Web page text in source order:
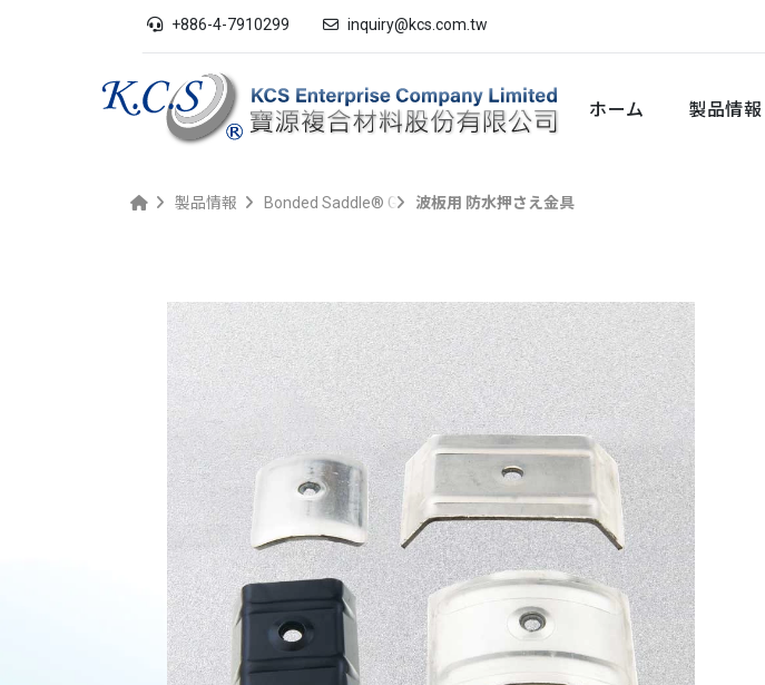
+886-4-7910299 inquiry@kcs.com.tw
ホーム 製品情報
製品情報 Bonded Saddle® Gasket シリーズ
波板用 防水押さえ金具